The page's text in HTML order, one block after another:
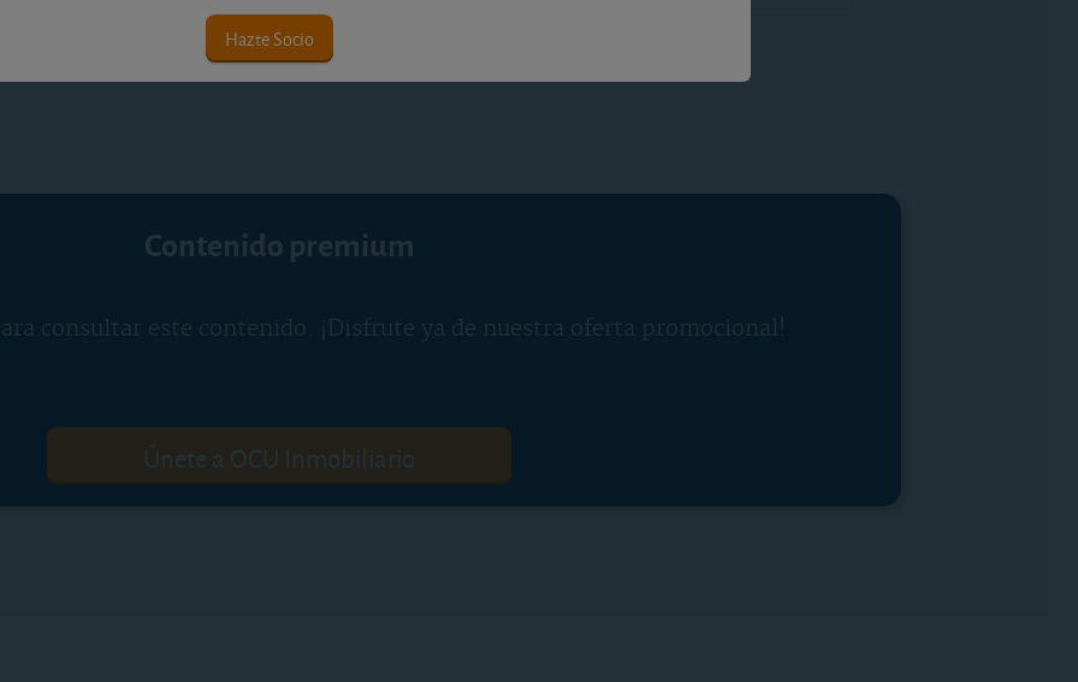
Hazte Socio
Contenido premium
consultar este contenido. ¡Disfrute ya de nuestra oferta promocional!
Únete a OCU Inmobiliario